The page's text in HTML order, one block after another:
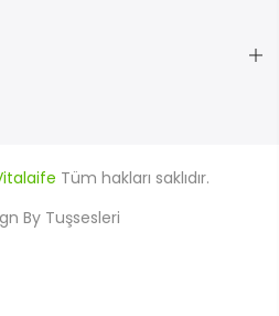
Tüm hakları saklıdır.
By Tuşsesleri